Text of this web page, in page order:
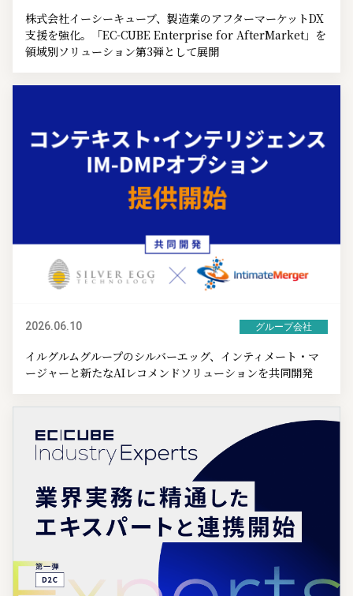
株式会社イーシーキューブ、製造業のアフターマーケットDX
支援を強化。「EC-CUBE Enterprise for AfterMarket」を
領域別ソリューション第3弾として展開
2026.06.10 グループ会社
イルグルムグループのシルバーエッグ、インティメート・マ
ージャーと新たなAIレコメンドソリューションを共同開発